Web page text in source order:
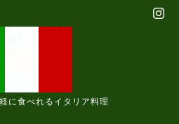
に食べれるイタリア料理